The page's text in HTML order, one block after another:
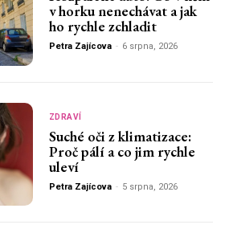
v horku nenechávat a jak
ho rychle zchladit
Petra Zajícova - 6 srpna, 2026
ZDRAVÍ
Suché oči z klimatizace:
Proč pálí a co jim rychle
uleví
Petra Zajícova - 5 srpna, 2026